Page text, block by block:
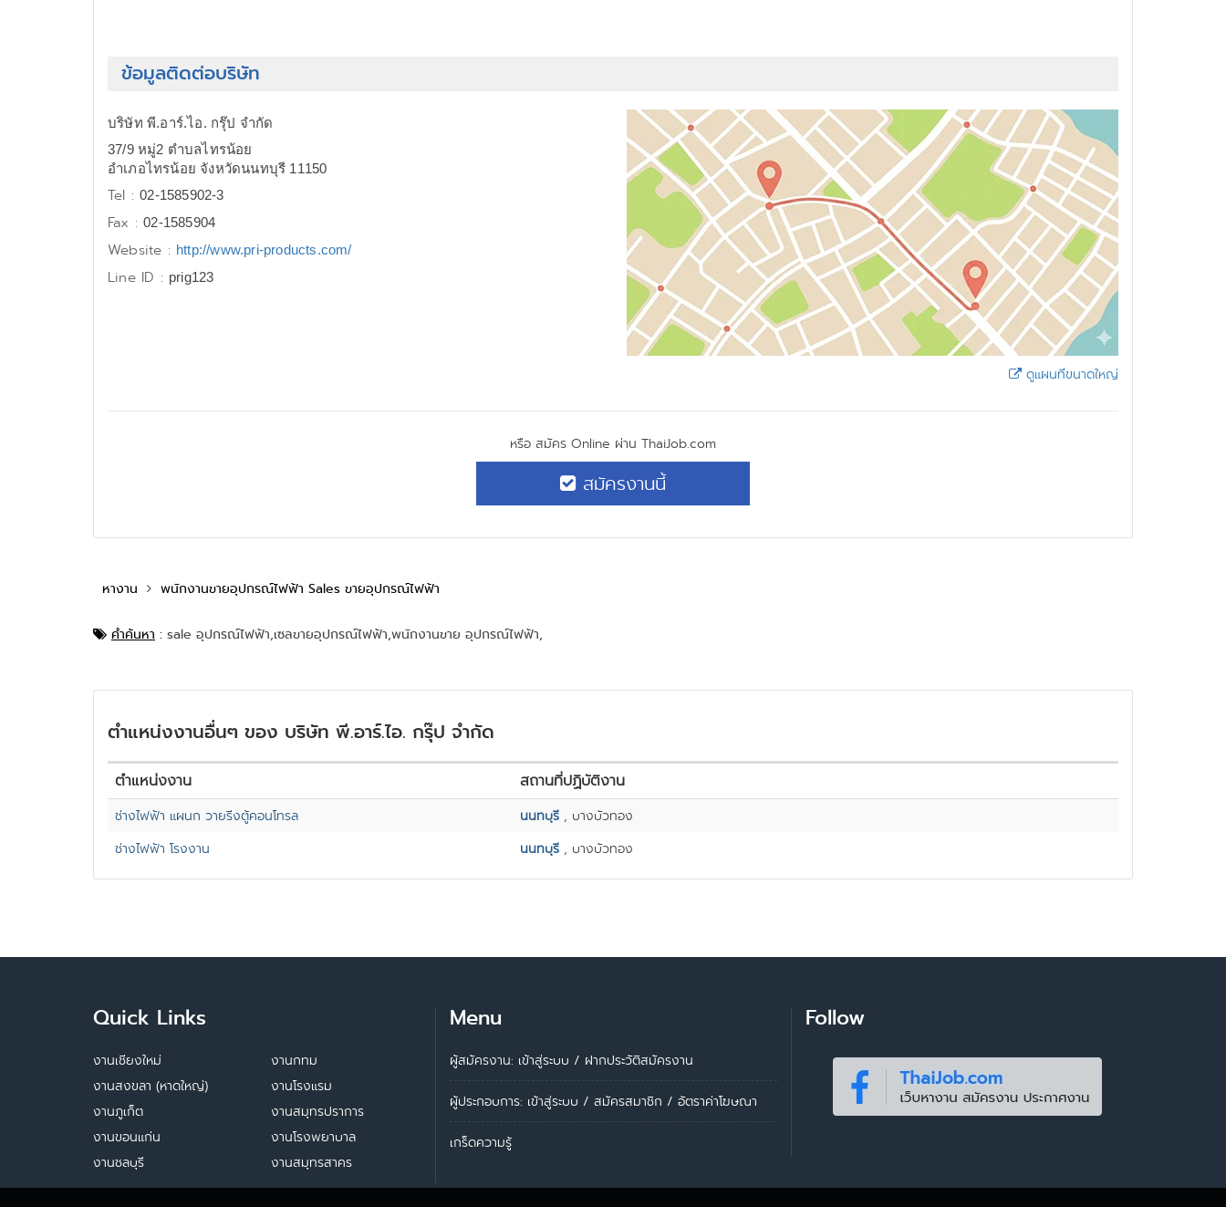
ข้อมูลติดต่อบริษัท
บริษัท พี.อาร์.ไอ. กรุ๊ป จำกัด
37/9 หมู่2 ตำบลไทรน้อย
อำเภอไทรน้อย จังหวัดนนทบุรี 11150
Tel :02-1585902-3
Fax :02-1585904
Website : http://www.pri-products.com/
Line ID : prig123
ดูแผนที่ขนาดใหญ่
หรือ สมัคร Online ผ่าน ThaiJob.com
สมัครงานนี้
หางาน พนักงานขายอุปกรณ์ไฟฟ้า Sales ขายอุปกรณ์ไฟฟ้า
คำค้นหา : sale อุปกรณ์ไฟฟ้า,เซลขายอุปกรณ์ไฟฟ้า,พนักงานขาย อุปกรณ์ไฟฟ้า,
ตำแหน่งงานอื่นๆ ของ บริษัท พี.อาร์.ไอ. กรุ๊ป จำกัด
ตำแหน่งงาน สถานที่ปฏิบัติงาน
ช่างไฟฟ้า แผนก วายริ่งตู้คอนโทรล นนทบุรี , บางบัวทอง
ช่างไฟฟ้า โรงงาน
นนทบุรี , บางบัวทอง
Quick Links
งานเชียงใหม่
งานสงขลา (หาดใหญ่)
งานภูเก็ต
งานขอนแก่น
งานชลบุรี
งานกทม
งานโรงแรม
งานสมุทรปราการ
งานโรงพยาบาล
งานสมุทรสาคร
Menu
ผู้สมัครงาน: เข้าสู่ระบบ / ฝากประวัติสมัครงาน
ผู้ประกอบการ: เข้าสู่ระบบ / สมัครสมาชิก / อัตราค่าโฆษณา
เกร็ดความรู้
Follow